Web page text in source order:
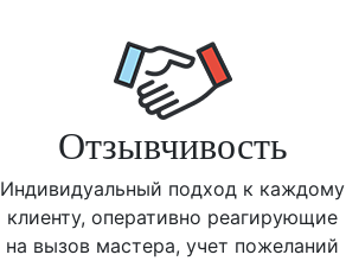
Отзывчивость
Индивидуальный подход к каждому
клиенту, оперативно реагирующие
на вызов мастера, учет пожеланий